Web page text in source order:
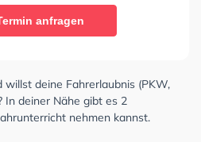
anfragen
deine Fahrerlaubnis (PKW,
In deiner Nähe gibt es 2
nehmen kannst.